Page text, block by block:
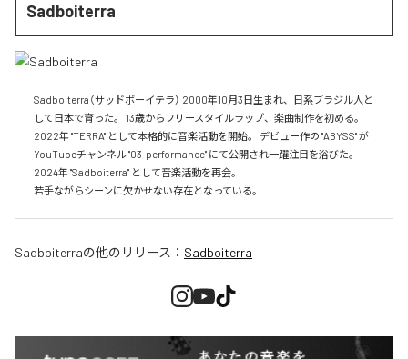
Sadboiterra
Sadboiterra（サッドボーイテラ） 2000年10月3日生まれ、日系ブラジル人と
して日本で育った。 13歳からフリースタイルラップ、楽曲制作を初める。
2022年 "TERRA" として本格的に音楽活動を開始。 デビュー作の "ABYSS" が
YouTubeチャンネル "03-performance" にて公開され一躍注目を浴びた。
2024年 "Sadboiterra" として音楽活動を再会。
若手ながらシーンに欠かせない存在となっている。
Sadboiterraの他のリリース： Sadboiterra